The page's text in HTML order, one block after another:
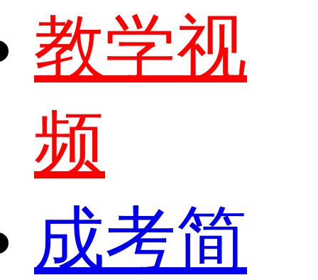
教学视
频
成考简